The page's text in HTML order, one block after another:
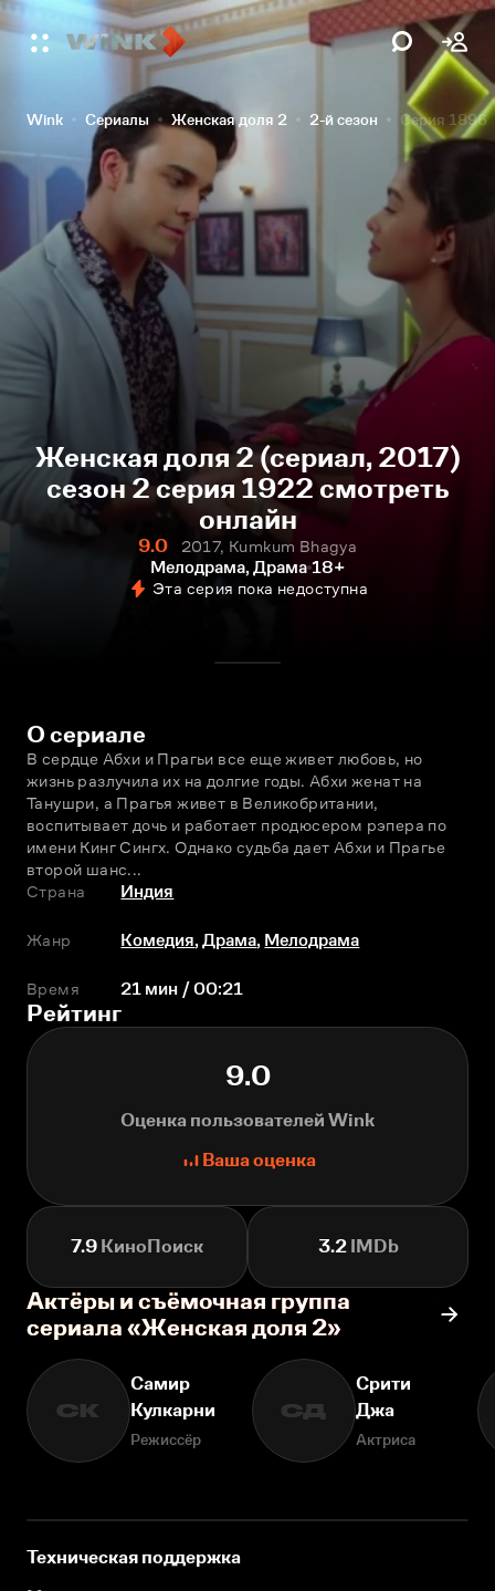
Wink Сериалы Женская доля 2 2-й сезон Серия 1896
Женская доля 2 (сериал, 2017)
сезон 2 серия 1922 смотреть
онлайн
9.0
2017, Kumkum Bhagya
Мелодрама, Драма 18+
Эта серия пока недоступна
О сериале
В сердце Абхи и Прагьи все еще живет любовь, но
жизнь разлучила их на долгие годы. Абхи женат на
Танушри, а Прагья живет в Великобритании,
воспитывает дочь и работает продюсером рэпера по
имени Кинг Сингх. Однако судьба дает Абхи и Прагье
второй шанс...
Страна
Индия
Жанр Комедия,Драма, Мелодрама
Время 21 мин / 00:21
Рейтинг
9.0
Оценка пользователей Wink
Ваша оценка
7.9 КиноПоиск 3.2IMDb
Актёры и съёмочная группа
сериала «Женская доля 2»
СК
Самир
Кулкарни
Режиссёр
СД
Срити
Джа
Актриса
Техническая поддержка